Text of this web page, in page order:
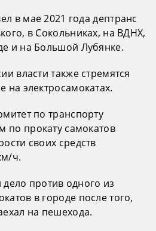
в мае 2021 года дептранс
в Сокольниках, на ВДНХ,
и на Большой Лубянке.
власти также стремятся
на электросамокатах.
по транспорту
по прокату самокатов
своих средств
ч.
против одного из
в городе после того,
на пешехода.